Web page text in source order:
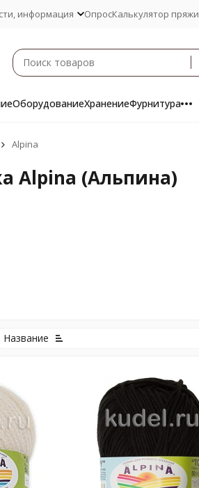
информация ОпросКалькулятор пряжи
ОборудованиеХранениеФурнитура
Alpina
Alpina (Альпина)
Название